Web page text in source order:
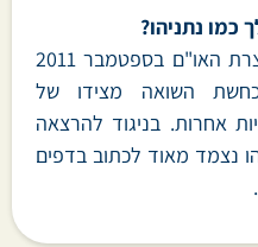
נתניהו?
הסרטון שכרגע ראית הוא מעצרת האו"ם בספטמבר 2011
השואה מצידו של
אחרות. בניגוד להרצאה
נצמד מאוד לכתוב בדפים